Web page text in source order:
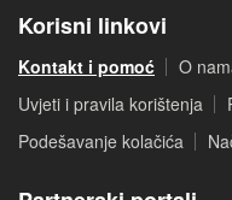
Korisni linkovi
Kontakt i pomoć O
Uvjeti i pravila korištenja
Podešavanje kolačića